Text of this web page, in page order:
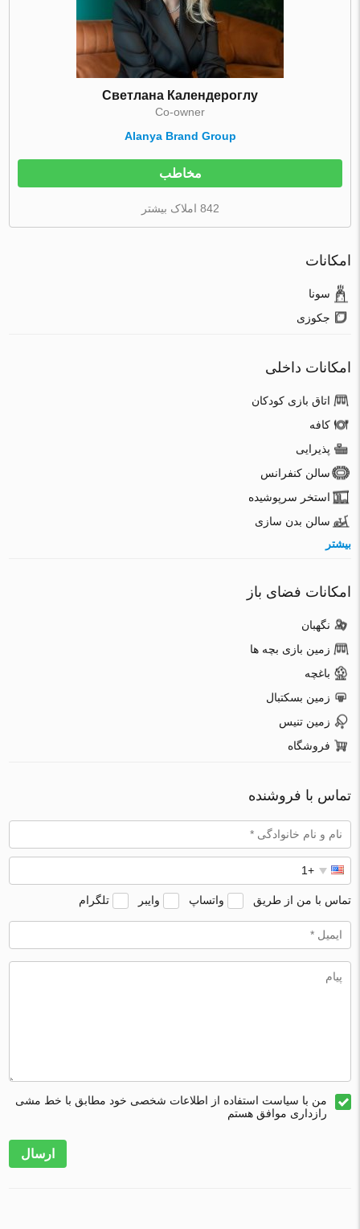
Светлана Календероглу
Co-owner
Alanya Brand Group
مخاطب
842 املاک بیشتر
امکانات
سونا
جکوزی
امکانات داخلی
اتاق بازی کودکان
کافه
پذیرایی
سالن کنفرانس
استخر سرپوشیده
سالن بدن سازی
بیشتر
امکانات فضای باز
نگهبان
زمین بازی بچه ها
باغچه
زمین بسکتبال
زمین تنیس
فروشگاه
تماس با فروشنده
تماس با من از طریق واتساپ وایبر تلگرام
من با سیاست استفاده از اطلاعات شخصی خود مطابق با خط مشی
رازداری موافق هستم
ارسال